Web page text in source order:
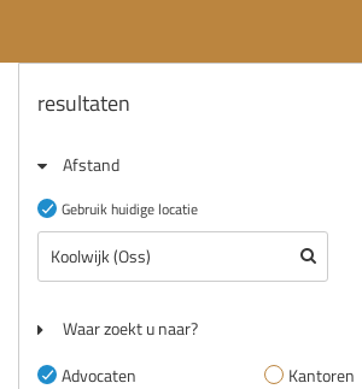
resultaten
Afstand
Gebruik huidige locatie
Waar zoekt u naar?
Advocaten
Kantoren